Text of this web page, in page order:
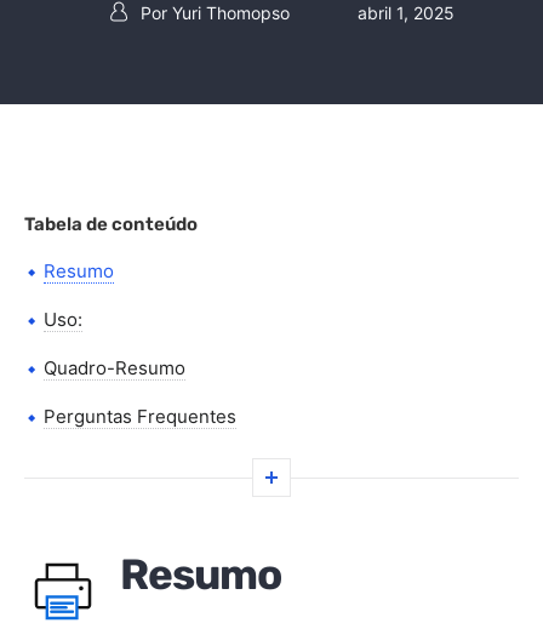
Postar autor
Por Yuri Thomopso abril 1, 2025
Tabela de conteúdo
Resumo
Uso:
Quadro-Resumo
Perguntas Frequentes
Resumo